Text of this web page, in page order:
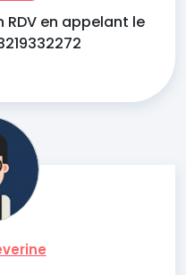
en appelant le